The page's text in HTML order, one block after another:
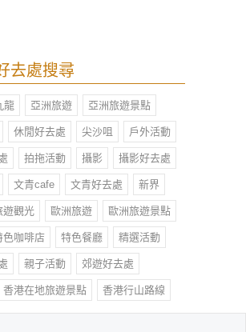
去處搜尋
龍 亞洲旅遊 亞洲旅遊景點
休閒好去處 尖沙咀 戶外活動
拍拖活動 攝影 攝影好去處
文青cafe 文青好去處 新界
遊觀光 歐洲旅遊 歐洲旅遊景點
色咖啡店 特色餐廳 精選活動
親子活動 郊遊好去處
香港在地旅遊景點 香港行山路線